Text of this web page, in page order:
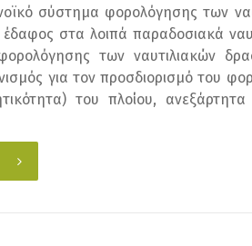
σύστημα φορολόγησης των
έδαφος στα λοιπά παραδοσιακά
των ναυτιλιακών
για τον προσδιορισμό του
του πλοίου,